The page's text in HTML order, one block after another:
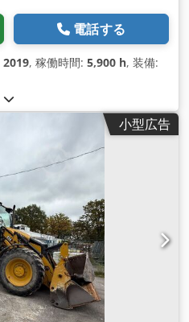
電話する
2019, 稼働時間: 5,900 h, 装備:
小型広告